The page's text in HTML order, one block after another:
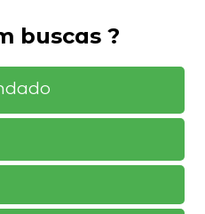
buscas ?